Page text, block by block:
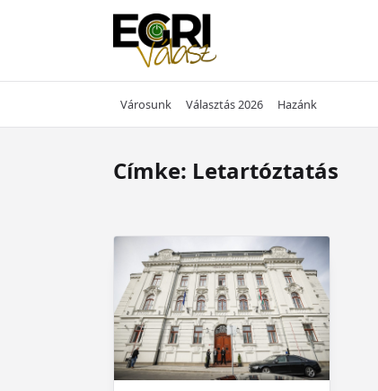
Városunk Választás 2026 Hazánk
Címke: Letartóztatás